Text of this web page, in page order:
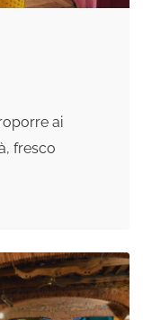
ai
fresco